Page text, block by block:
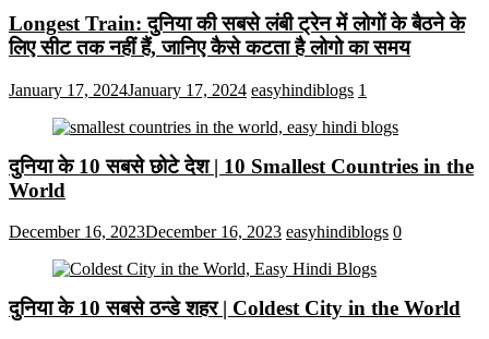
Longest Train: दुनिया की सबसे लंबी ट्रेन में लोगों के बैठने के
लिए सीट तक ​​नहीं हैं, जानिए कैसे कटता है लोगो का समय
January 17, 2024January 17, 2024 easyhindiblogs 1
दुनिया के 10 सबसे छोटे देश | 10 Smallest Countries in the
World
December 16, 2023December 16, 2023 easyhindiblogs 0
दुनिया के 10 सबसे ठन्डे शहर | Coldest City in the World